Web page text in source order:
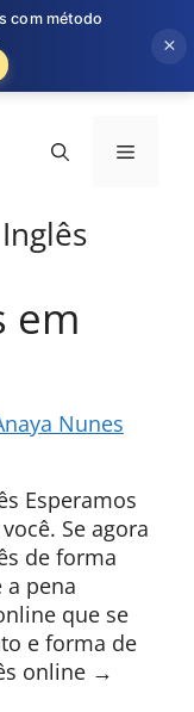
Menu
em
Nunes
Esperamos
Se agora
de forma
a pena
que se
e forma de
online →
com método
×